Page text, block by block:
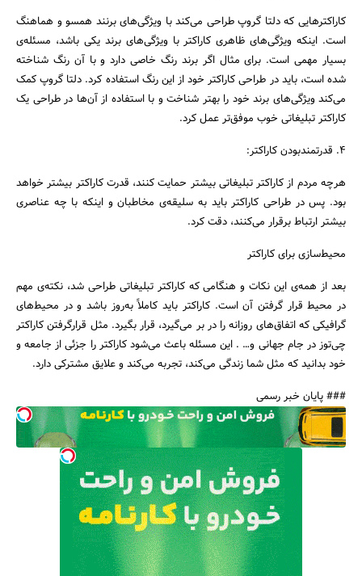
کاراکترهایی که دلتا گروپ طراحی می‌کند با ویژگی‌های برنند همسو و هماهنگ
است. اینکه ویژگی‌های ظاهری کاراکتر با ویژگی‌های برند یکی باشد، مسئله‌ی
بسیار مهمی است. برای مثال اگر برند رنگ خاصی دارد و با آن رنگ شناخته
شده است، باید در طراحی کاراکتر خود از این رنگ استفاده کرد. دلتا گروپ کمک
می‌کند ویژگی‌های برند خود را بهتر شناخت و با استفاده از آن‌ها در طراحی یک
کاراکتر تبلیغاتی خوب موفق‌تر عمل کرد.
۴. قدرتمندبودن کاراکتر:
هرچه مردم از کاراکتر تبلیغاتی بیشتر حمایت کنند، قدرت کاراکتر بیشتر خواهد
بود. پس در طراحی کاراکتر باید به سلیقه‌ی مخاطبان و اینکه با چه عناصری
بیشتر ارتباط برقرار می‌کنند، دقت کرد.
محیط‌سازی برای کاراکتر
بعد از همه‌ی این نکات و هنگامی که کاراکتر تبلیغاتی طراحی شد، نکته‌ی مهم
در محیط قرار گرفتن آن است. کاراکتر باید کاملاً به‌روز باشد و در محیط‌های
گرافیکی که اتفاق‌های روزانه را در بر می‌گیرد، قرار بگیرد. مثل قرارگرفتن کاراکتر
چی‌توز در جام جهانی و… . این مسئله باعث می‌شود کاراکتر را جزئی از جامعه و
خود بدانید که مثل شما زندگی می‌کند، تجربه می‌کند و علایق مشترکی دارد.
### پایان خبر رسمی